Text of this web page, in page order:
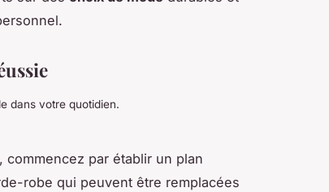
dans votre quotidien.
commencez par établir un plan
robe qui peuvent être remplacées